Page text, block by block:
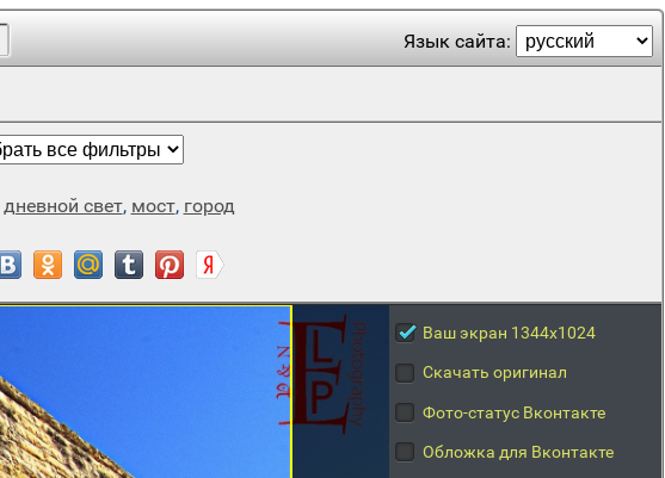
Язык сайта:
дневной свет, мост, город
Ваш экран 1344x1024
Скачать оригинал
Фото-статус Вконтакте
Обложка для Вконтакте